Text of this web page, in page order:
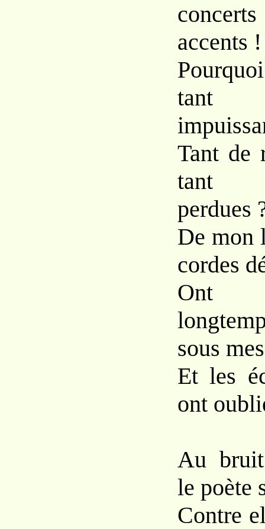
accents !
tant
Tant de
tant
perdues
De mon
cordes
Ont
sous
Et les
ont
Au
le poète
Contre